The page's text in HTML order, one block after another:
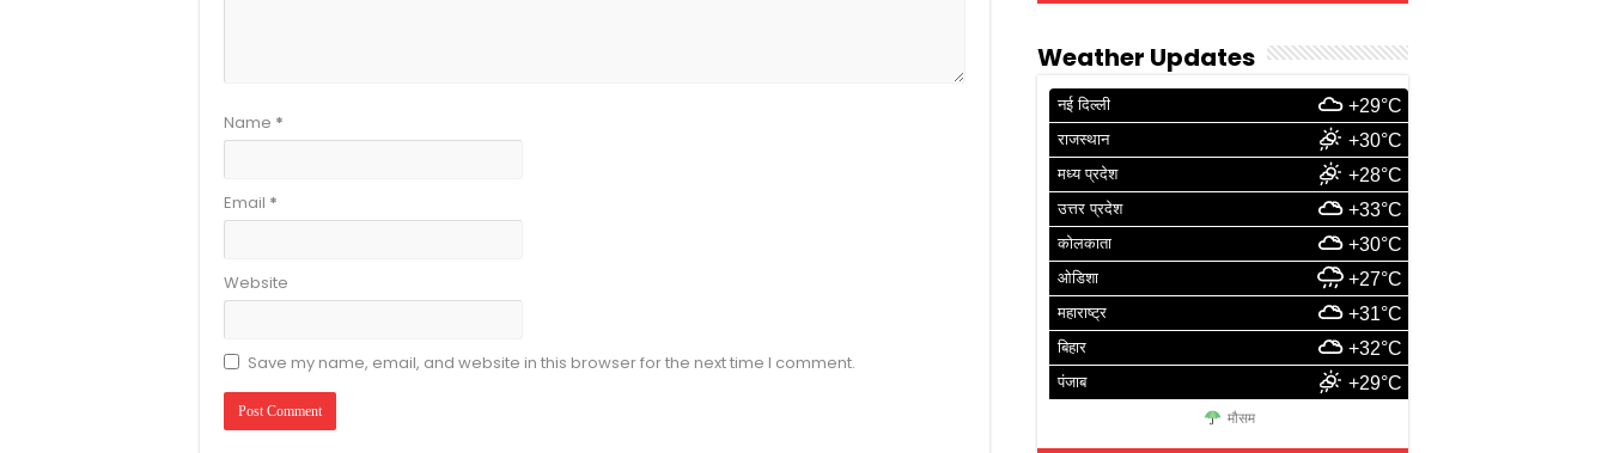
Name *
Email *
Website
Save my name, email, and website in this browser for the next time I comment.
Weather Updates
नई दिल्ली +29°C
राजस्थान +30°C
मध्य प्रदेश +28°C
उत्तर प्रदेश +33°C
कोलकाता +30°C
ओडिशा +27°C
महाराष्ट्र +31°C
बिहार +32°C
पंजाब +29°C
मौसम